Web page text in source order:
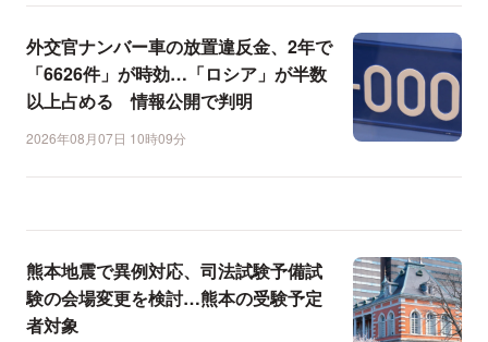
外交官ナンバー車の放置違反金、2年で
「6626件」が時効…「ロシア」が半数
以上占める 情報公開で判明
2026年08月07日 10時09分
熊本地震で異例対応、司法試験予備試
験の会場変更を検討…熊本の受験予定
者対象